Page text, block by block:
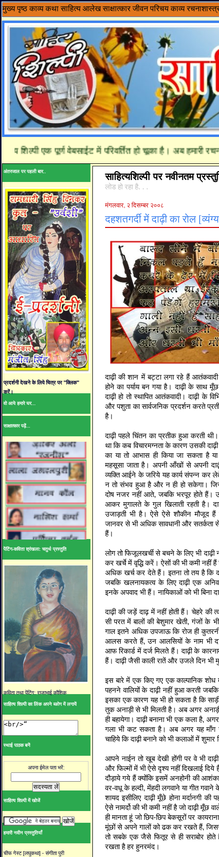
मुख्य पृष्ठ काव्य कथा साहित्य आलेख साक्षात्कार जीवन परिचय काव्य
एक पूर्ण वेबसाईट में परिवर्तित हो चूका है। अब हमारी
अंतरजाल पर पहली बार..
प्रदर्शनी देखने के लिये चित्र पर "क्लिक"
करें।
वो आये हमारे घर...
साक्षात्कार पढ़ें...
पेंटिंग-कविता श्रंखला: चतुर्थ प्रस्तुति
कविता तथा पेंटिंग: राजाभाई कौशिक
साहित्य शिल्पी का लिंक अपने ब्ळोग में लगायें
स्थाई पाठक बनें
अपना ईमेल पता भरें:
साहित्य शिल्पी में खोजें
हमारी नवीन प्रस्तुतियाँ
चीफ गेस्ट [लघुकथा] - संगीता पुरी
साहित्यशिल्पी पर नवीनतम
लोड हो रहा है. . .
मंगलवार, २ दिसम्बर २००८
दहशतगर्दी में दाढ़ी का रोल
दाढ़ी की शान में बट्टा लगा रहे हैं
होने का पर्याय बन गया है। दाढ़ी के साथ
दाढ़ी हो तो स्थापित आतंकवादी। दाढ़ी के
और पशुता का सार्वजनिक प्रदर्शन करते
है।
दाढ़ी पहले चिंतन का प्रतीक हुआ करती थी।
था कि कब विचारमग्नता के कारण उसकी
का या तो आभास ही किया जा सकता है
महसूसा जाता है। अपनी आँखों से अपनी
व्यक्ति आईने के जरिये यह कार्य संपन्न कर
न तो संभव हुआ है और न ही हो सकेगा।
दोष नजर नहीं आते, जबकि भरपूर होते हैं।
आकर मुगालते के गुल खिलाती रहती है।
उजाड़ती भी है। ऐसे ऐसे शौकीन मौजूद हैं
जानवर से भी अधिक सावधानी और
हैं।
लोग तो फिजूलखर्ची से बचने के लिए भी दाढ़ी
कर खर्चे में वृद्धि करें। ऐसों की भी कमी
अधिक खर्च कर देते हैं। इतना तो तय है कि
जबकि खलनायकत्व के लिए दाढ़ी एक
इनके अपवाद भी हैं। नायिकाओं को भी बिना
दाढ़ी की जड़ें दाढ़ में नहीं होती हैं। चेहरे की
सी परत में बालों की बेशुमार खेती, गंजों के
गाल इतने अधिक उपजाऊ कि रोज ही
आलस करते हैं, उन आलसियों के नाम भी
आफ रिकार्ड में दर्ज मिलते हैं। दाढ़ी के
हैं। दाढ़ी जैसी काली रातें और उजले दिन भी
इस बारे में एक किए गए एक काल्पानिक
पहनने वालियों के दाढ़ी नहीं हुआ करती
इसका एक कारण यह भी हो सकता है कि साड़ी
तुक अनाड़ी से भी मिलती है। अब अगर
ही बहायेगा। दाढ़ी बनाना भी एक कला है,
गला भी कट सकता है। अब अगर यह माँग
चाहिये कि दाढ़ी बनाने को भी कलाओं में शुमार
आपने नाईन तो खूब देखी होंगी पर वे भी
और फिल्मों में भी ऐसे दृश्य नहीं दिखलाई
दौड़ाये गये हैं क्योंकि इसमें अनहोनी की
वर-वधू के हल्दी, मेंहदी लगवाने या गीत
शायद इसीलिए दाढ़ी मूँछे होना मर्दानगी
ऐसे नामर्दो की भी कमी नहीं है जो दाढ़ी मूँछ
ही मानता हूं जो छिप-छिप बेकसूरों पर
मूंछों से अपने गालों को ढक कर रखते हैं,
तो सबके एक जैसे फितूर से ही सराबोर होते
रखता है हर हुनरमंद।